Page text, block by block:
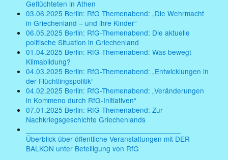
Geflüchteten in Athen
03.06.2025 Berlin: RfG Themenabend: „Die Wehrmacht
in Griechenland – und ihre Kinder“
06.05.2025 Berlin: RfG-Themenabend: Die aktuelle
politische Situation in Griechenland
01.04.2025 Berlin: RfG-Themenabend: Was bewegt
Klimabildung?
04.03.2025 Berlin: RfG-Themenabend: „Entwicklungen in
der Flüchtlingspolitik“
04.02.2025 Berlin: RfG-Themenabend: „Veränderungen
in Kommeno durch RfG-Initiativen“
07.01.2025 Berlin: RfG-Themenabend: Zur
Nachkriegsgeschichte Griechenlands
Überblick über öffentliche Veranstaltungen mit DER
BALKON unter Beteiligung von RfG